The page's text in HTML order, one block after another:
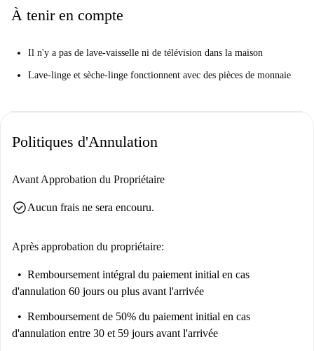
À tenir en compte
Il n'y a pas de lave-vaisselle ni de télévision dans la maison
Lave-linge et sèche-linge fonctionnent avec des pièces de monnaie
Politiques d'Annulation
Avant Approbation du Propriétaire
check_circleAucun frais ne sera encouru.
Après approbation du propriétaire:
Remboursement intégral du paiement initial en cas
d'annulation 60 jours ou plus avant l'arrivée
Remboursement de 50% du paiement initial en cas
d'annulation entre 30 et 59 jours avant l'arrivée